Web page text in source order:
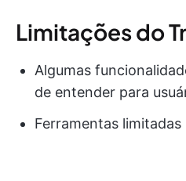
Limitações do
Algumas
de entender para
Ferramentas